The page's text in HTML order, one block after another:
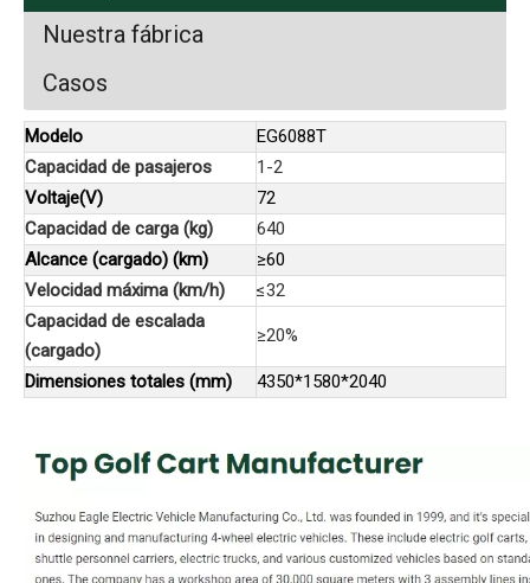
Nuestra fábrica
Casos
Modelo
EG6088T
Capacidad de pasajeros
1-2
Voltaje(V)
72
Capacidad de carga (kg)
640
Alcance (cargado) (km)
≥60
Velocidad máxima (km/h)
≤32
Capacidad de escalada
(cargado)
≥20%
Dimensiones totales (mm) 4350*1580*2040